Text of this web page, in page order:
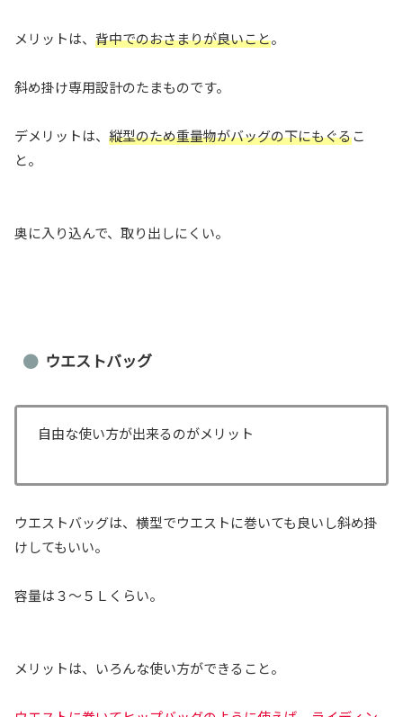
メリットは、 背中でのおさまりが良いこと。
斜め掛け専用設計のたまものです。
デメリットは、 縦型のため重量物がバッグの下にもぐるこ
と。
奥に入り込んで、取り出しにくい。
ウエストバッグ
自由な使い方が出来るのがメリット
ウエストバッグは、横型でウエストに巻いても良いし斜め掛
けしてもいい。
容量は３～５Ｌくらい。
メリットは、いろんな使い方ができること。